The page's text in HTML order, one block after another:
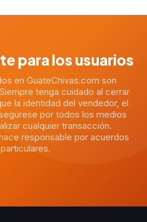
para los usuarios
en GuateChivas.com son
tenga cuidado al cerrar
la identidad del vendedor, el
por todos los medios
cualquier transacción.
responsable por acuerdos